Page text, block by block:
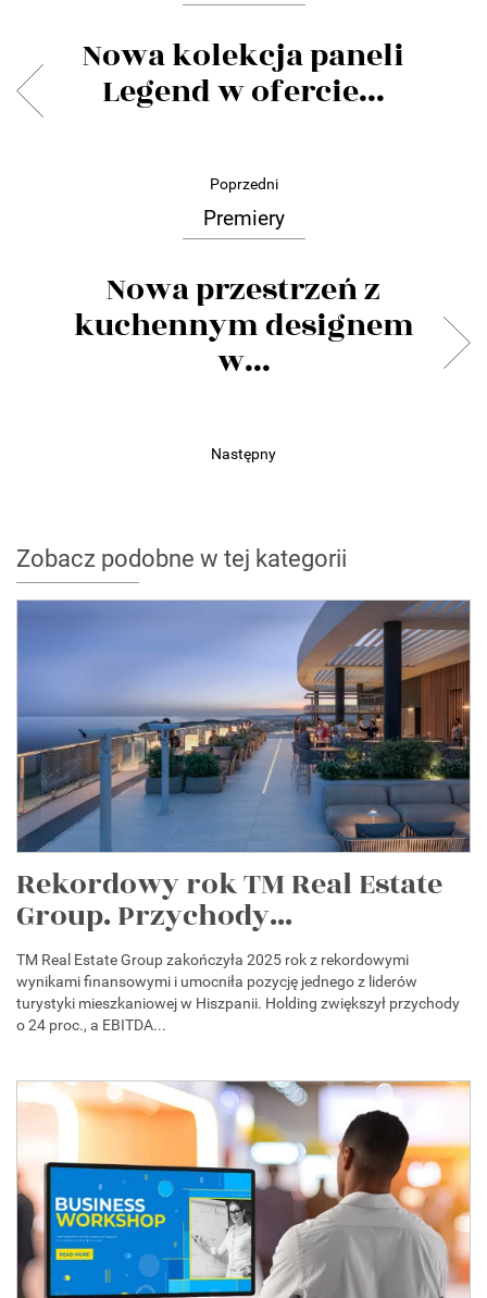
Nowa kolekcja paneli
Legend w ofercie...
Poprzedni
Premiery
Nowa przestrzeń z
kuchennym designem
w...
Następny
Zobacz podobne w tej kategorii
Rekordowy rok TM Real Estate
Group. Przychody...
TM Real Estate Group zakończyła 2025 rok z rekordowymi
wynikami finansowymi i umocniła pozycję jednego z liderów
turystyki mieszkaniowej w Hiszpanii. Holding zwiększył przychody
o 24 proc., a EBITDA...